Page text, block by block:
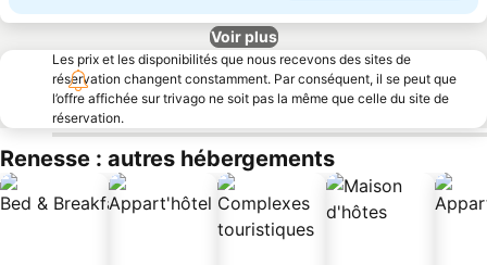
Voir plus
Les prix et les disponibilités que nous recevons des sites de
réservation changent constamment. Par conséquent, il se peut que
l’offre affichée sur trivago ne soit pas la même que celle du site de
réservation.
Renesse : autres hébergements